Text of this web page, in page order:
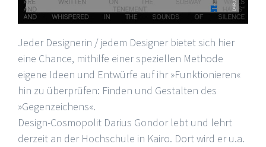
Jeder Designerin / jedem Designer bietet sich hier
eine Chance, mithilfe einer speziellen Methode
eigene Ideen und Entwürfe auf ihr »Funktionieren«
hin zu überprüfen: Finden und Gestalten des
»Gegenzeichens«.
Design-Cosmopolit Darius Gondor lebt und lehrt
derzeit an der Hochschule in Kairo. Dort wird er u.a.